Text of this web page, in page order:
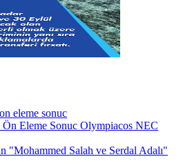
Eleme Sonuc Olympiacos NEC